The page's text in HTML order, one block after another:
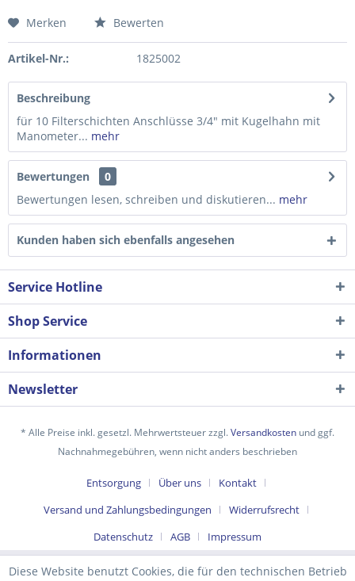
Preis anfragen
Ich habe dieDatenschutzerklärunggelesen,
verstanden und stimme zu. *
Merken Bewerten
Artikel-Nr.: 1825002
Beschreibung
für 10 Filterschichten Anschlüsse 3/4" mit Kugelhahn mit
Manometer... mehr
Bewertungen
0
Bewertungen lesen, schreiben und diskutieren... mehr
Kunden haben sich ebenfalls angesehen
Service Hotline
Shop Service
Informationen
Newsletter
* Alle Preise inkl. gesetzl. Mehrwertsteuer zzgl.Versandkosten und ggf.
Nachnahmegebühren, wenn nicht anders beschrieben
Entsorgung Über uns
Kontakt
Versand und Zahlungsbedingungen
Widerrufsrecht
Datenschutz
AGB Impressum
Diese Website benutzt Cookies, die für den technischen Betrieb